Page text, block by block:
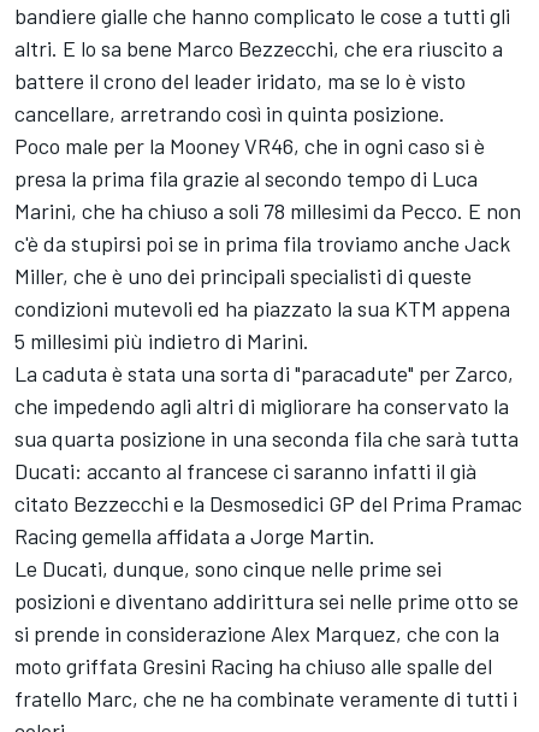
bandiere gialle che hanno complicato le cose a tutti gli
altri. E lo sa bene Marco Bezzecchi, che era riuscito a
battere il crono del leader iridato, ma se lo è visto
cancellare, arretrando così in quinta posizione.
Poco male per la Mooney VR46, che in ogni caso si è
presa la prima fila grazie al secondo tempo di Luca
Marini, che ha chiuso a soli 78 millesimi da Pecco. E non
c'è da stupirsi poi se in prima fila troviamo anche Jack
Miller, che è uno dei principali specialisti di queste
condizioni mutevoli ed ha piazzato la sua KTM appena
5 millesimi più indietro di Marini.
La caduta è stata una sorta di "paracadute" per Zarco,
che impedendo agli altri di migliorare ha conservato la
sua quarta posizione in una seconda fila che sarà tutta
Ducati: accanto al francese ci saranno infatti il già
citato Bezzecchi e la Desmosedici GP del Prima Pramac
Racing gemella affidata a Jorge Martin.
Le Ducati, dunque, sono cinque nelle prime sei
posizioni e diventano addirittura sei nelle prime otto se
si prende in considerazione Alex Marquez, che con la
moto griffata Gresini Racing ha chiuso alle spalle del
fratello Marc, che ne ha combinate veramente di tutti i